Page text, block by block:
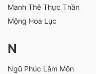
Manh Thê Thực Thần
Mộng Hoa Lục
N
Ngũ Phúc Lâm Môn